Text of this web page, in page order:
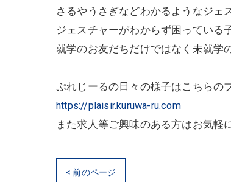
さるやうさぎなどわかるようなジェ
ジェスチャーがわからず困っている
就学のお友だちだけではなく未就学
ぷれじーるの日々の様子はこちらの
https://plaisir.kuruwa-ru.com
また求人等ご興味のある方はお気軽
< 前のページ